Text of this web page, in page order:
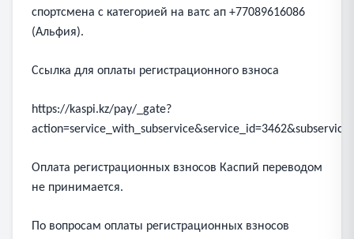
спортсмена с категорией на ватс ап +77089616086
(Альфия).
Ссылка для оплаты регистрационного взноса
https://kaspi.kz/pay/_gate?
Оплата регистрационных взносов Каспий переводом
не принимается.
По вопросам оплаты регистрационных взносов